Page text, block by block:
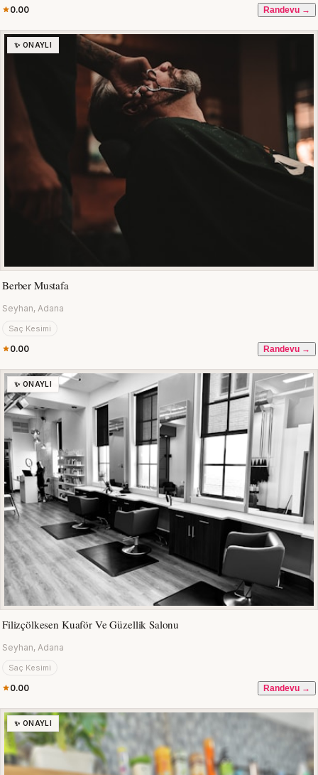
0.00 Randevu →
✨ ONAYLI
Berber Mustafa
Seyhan, Adana
Saç Kesimi
0.00 Randevu →
✨ ONAYLI
Filizçölkesen Kuaför Ve Güzellik Salonu
Seyhan, Adana
Saç Kesimi
0.00 Randevu →
✨ ONAYLI